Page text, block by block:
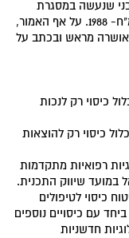
שנעשה במסגרת
אגודת ספורט רשומה לפי חוק הספורט, התשמ"ח- 1988. על אף האמור,
מראש ובכתב על
כיסוי רק לנכות
כיסוי רק להוצאות
רפואיות מתקדמות
במועד שיווק התכנית.
כיסוי לטיפולים
עם כיסויים נוספים
חדשניות